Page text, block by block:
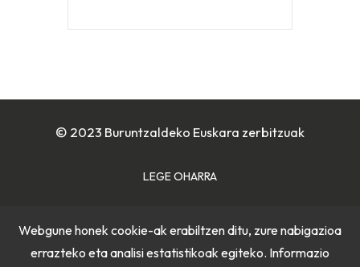
© 2023 Buruntzaldeko Euskara zerbitzuak
LEGE OHARRA
PRIBATUTASUN POLITIKA
Webgune honek cookie-ak erabiltzen ditu, zure nabigazioa
errazteko eta analisi estatistikoak egiteko. Informazio